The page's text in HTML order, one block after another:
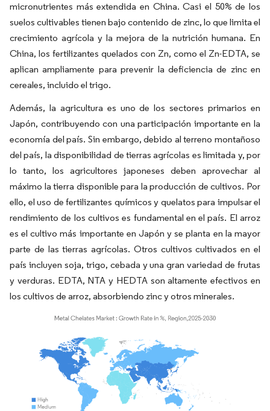
micronutrientes más extendida en China. Casi el 50% de los
suelos cultivables tienen bajo contenido de zinc, lo que limita el
crecimiento agrícola y la mejora de la nutrición humana. En
China, los fertilizantes quelados con Zn, como el Zn-EDTA, se
aplican ampliamente para prevenir la deficiencia de zinc en
cereales, incluido el trigo.
Además, la agricultura es uno de los sectores primarios en
Japón, contribuyendo con una participación importante en la
economía del país. Sin embargo, debido al terreno montañoso
del país, la disponibilidad de tierras agrícolas es limitada y, por
lo tanto, los agricultores japoneses deben aprovechar al
máximo la tierra disponible para la producción de cultivos. Por
ello, el uso de fertilizantes químicos y quelatos para impulsar el
rendimiento de los cultivos es fundamental en el país. El arroz
es el cultivo más importante en Japón y se planta en la mayor
parte de las tierras agrícolas. Otros cultivos cultivados en el
país incluyen soja, trigo, cebada y una gran variedad de frutas
y verduras. EDTA, NTA y HEDTA son altamente efectivos en
los cultivos de arroz, absorbiendo zinc y otros minerales.